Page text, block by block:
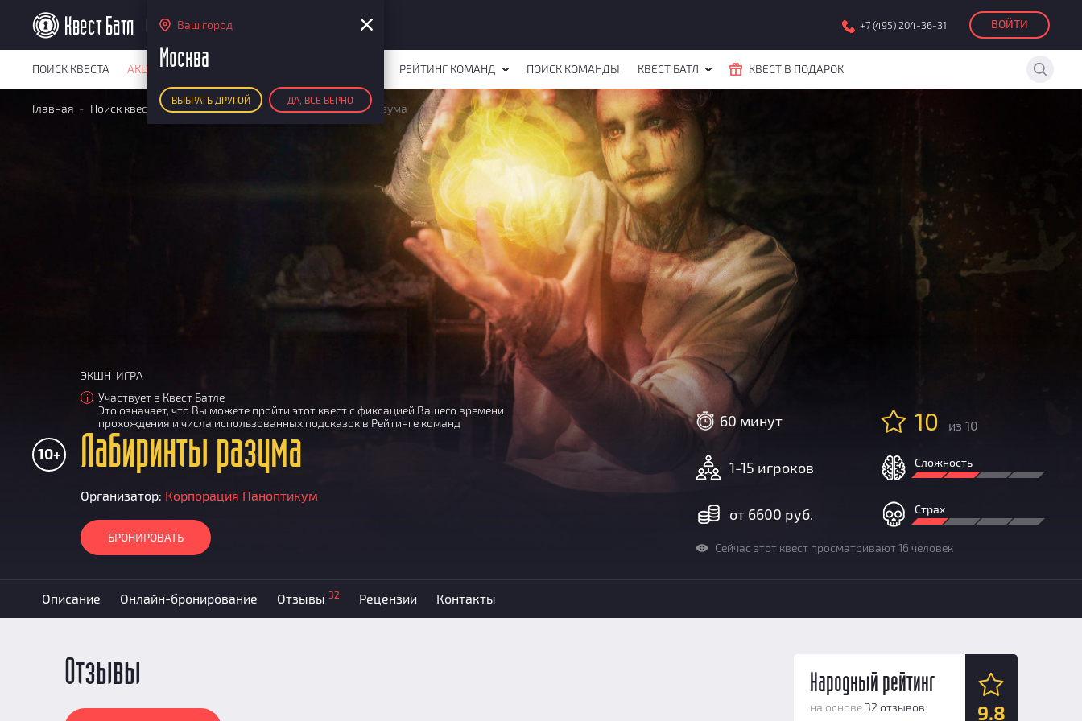
Москва
Ваш город
Москва
ВЫБРАТЬ ДРУГОЙ ДА, ВСЕ ВЕРНО
+7 (495) 204-36-31 ВОЙТИ
ПОИСК КВЕСТА АКЦИИ РЕЙТИНГ КВЕСТОВ РЕЙТИНГ КОМАНД ПОИСК КОМАНДЫ КВЕСТ БАТЛ КВЕСТ В ПОДАРОК
Главная Поиск квестов Квесты экшн-квесты Лабиринты разума
ЭКШН-ИГРА
i
Участвует в Квест Батле
Это означает, что Вы можете пройти этот квест с фиксацией Вашего времени
прохождения и числа использованных подсказок в Рейтинге команд
Лабиринты разума
10+
Организатор: Корпорация Паноптикум
БРОНИРОВАТЬ
60 минут
1-15 игроков
от 6600 руб.
10 из 10
Сложность
Страх
Сейчас этот квест просматривают 16 человек
Описание Онлайн-бронирование Отзывы 32 Рецензии Контакты
Отзывы Народный рейтинг
на основе 32 отзывов 9.8